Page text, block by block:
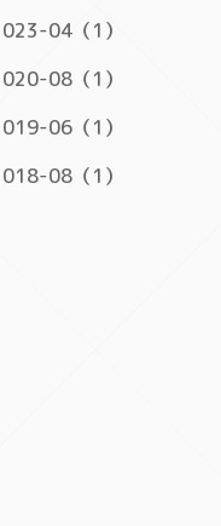
04（1）
08（1）
06（1）
08（1）